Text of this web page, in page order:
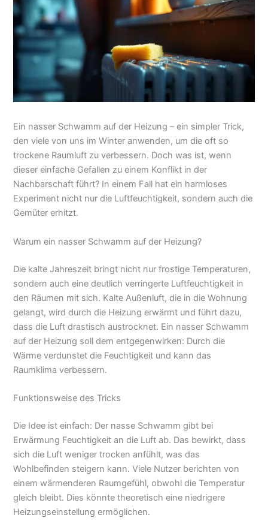
Ein nasser Schwamm auf der Heizung – ein simpler Trick,
den viele von uns im Winter anwenden, um die oft so
trockene Raumluft zu verbessern. Doch was ist, wenn
dieser einfache Gefallen zu einem Konflikt in der
Nachbarschaft führt? In einem Fall hat ein harmloses
Experiment nicht nur die Luftfeuchtigkeit, sondern auch die
Gemüter erhitzt.
Warum ein nasser Schwamm auf der Heizung?
Die kalte Jahreszeit bringt nicht nur frostige Temperaturen,
sondern auch eine deutlich verringerte Luftfeuchtigkeit in
den Räumen mit sich. Kalte Außenluft, die in die Wohnung
gelangt, wird durch die Heizung erwärmt und führt dazu,
dass die Luft drastisch austrocknet. Ein nasser Schwamm
auf der Heizung soll dem entgegenwirken: Durch die
Wärme verdunstet die Feuchtigkeit und kann das
Raumklima verbessern.
Funktionsweise des Tricks
Die Idee ist einfach: Der nasse Schwamm gibt bei
Erwärmung Feuchtigkeit an die Luft ab. Das bewirkt, dass
sich die Luft weniger trocken anfühlt, was das
Wohlbefinden steigern kann. Viele Nutzer berichten von
einem wärmenderen Raumgefühl, obwohl die Temperatur
gleich bleibt. Dies könnte theoretisch eine niedrigere
Heizungseinstellung ermöglichen.